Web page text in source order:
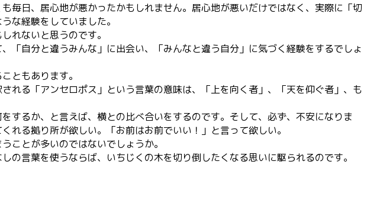
い。
毎日、居心地が悪かったかもしれません。居心地が悪いだけではなく、実際に「切
な経験をしていました。
れないと思うのです。
「自分と違うみんな」に出会い、「みんなと違う自分」に気づく経験をするでしょ
ともあります。
れる「アンセロポス」という言葉の意味は、「上を向く者」、「天を仰ぐ者」、も
するか、と言えば、横との比べ合いをするのです。そして、必ず、不安になりま
る拠り所が欲しい。「お前はお前でいい！」と言って欲しい。
ことが多いのではないでしょうか。
の言葉を使うならば、いちじくの木を切り倒したくなる思いに駆られるのです。